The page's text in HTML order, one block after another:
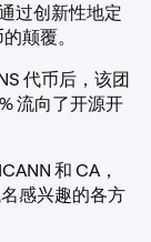
过创新性地定
颠覆。
代币后，该团
流向了开源开
和 CA，
感兴趣的各方